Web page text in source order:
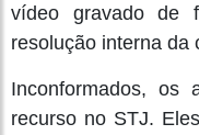
vídeo gravado de
resolução interna da
Inconformados, os
recurso no STJ.